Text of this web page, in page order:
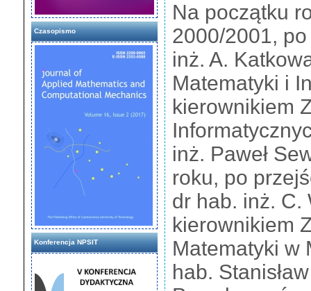
Czasopismo
Konferencja NPSIT
Na początku
2000/2001,
inż. A.
Matematyki i
kierownikiem
inż. Paweł
roku, po
dr hab. inż. C.
kierownikiem
Matematyki w
hab.